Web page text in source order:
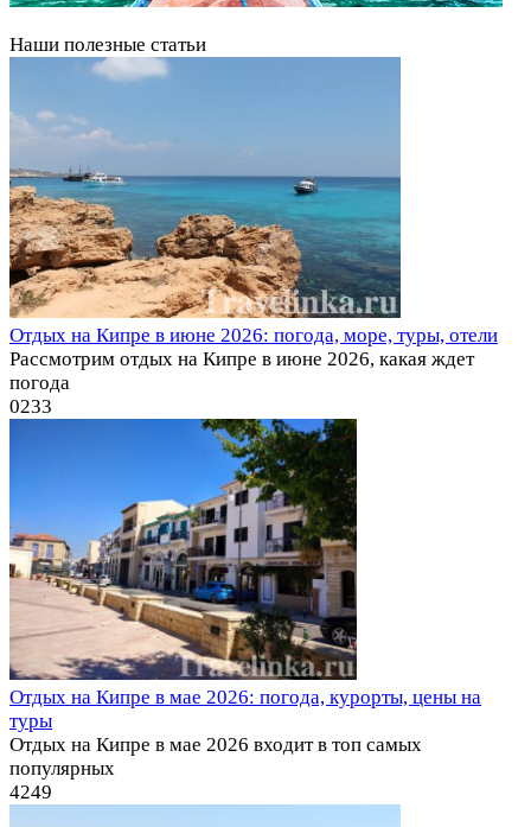
Наши полезные статьи
Отдых на Кипре в июне 2026: погода, море, туры, отели
Рассмотрим отдых на Кипре в июне 2026, какая ждет
погода
0233
Отдых на Кипре в мае 2026: погода, курорты, цены на
туры
Отдых на Кипре в мае 2026 входит в топ самых
популярных
4249